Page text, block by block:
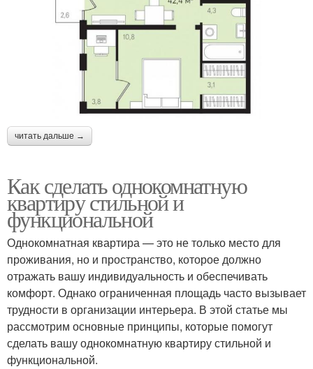
читать дальше →
Как сделать однокомнатную
квартиру стильной и
функциональной
Однокомнатная квартира — это не только место для
проживания, но и пространство, которое должно
отражать вашу индивидуальность и обеспечивать
комфорт. Однако ограниченная площадь часто вызывает
трудности в организации интерьера. В этой статье мы
рассмотрим основные принципы, которые помогут
сделать вашу однокомнатную квартиру стильной и
функциональной.